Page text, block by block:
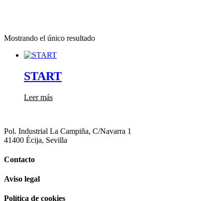
Mostrando el único resultado
START
Leer más
Pol. Industrial La Campiña, C/Navarra 1
41400 Écija, Sevilla
Contacto
Aviso legal
Política de cookies